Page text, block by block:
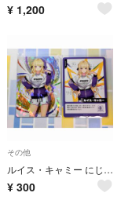
¥ 1,200
その他
ルイス・キャミー にじさんじフェス2026 コレクションカードDパック
¥ 300